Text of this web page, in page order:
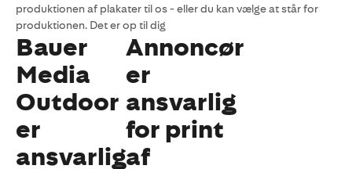
produktionen af plakater til os - eller du kan vælge at står for
produktionen. Det er op til dig
Bauer
Media
Outdoor
er
ansvarlig
Annoncør
er
ansvarlig
for print
af